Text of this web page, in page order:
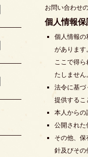
お問い合わせ
個人情報
個人情報の
があります
ここで得
たしません
法令に基づ
提供するこ
本人からの
公開された
その他、
針及びその